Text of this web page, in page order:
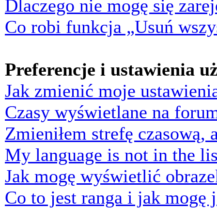
Dlaczego nie mogę się
Co robi funkcja „Usuń
Preferencje i ustawienia
Jak zmienić moje
Czasy wyświetlane na
Zmieniłem strefę czasową,
My language is not in the
Jak mogę wyświetlić
Co to jest ranga i jak mogę